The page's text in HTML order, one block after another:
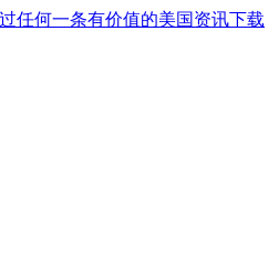
任何一条有价值的美国资讯下载